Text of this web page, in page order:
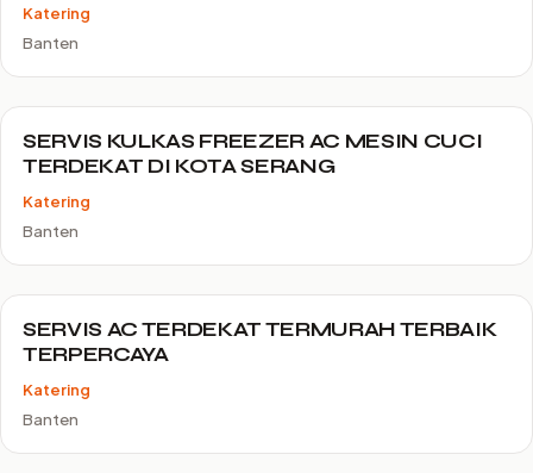
Katering
Banten
SERVIS KULKAS FREEZER AC MESIN CUCI
TERDEKAT DI KOTA SERANG
Katering
Banten
SERVIS AC TERDEKAT TERMURAH TERBAIK
TERPERCAYA
Katering
Banten